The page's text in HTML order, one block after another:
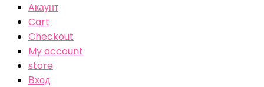
Aкаунт
Cart
Checkout
My account
store
Вход